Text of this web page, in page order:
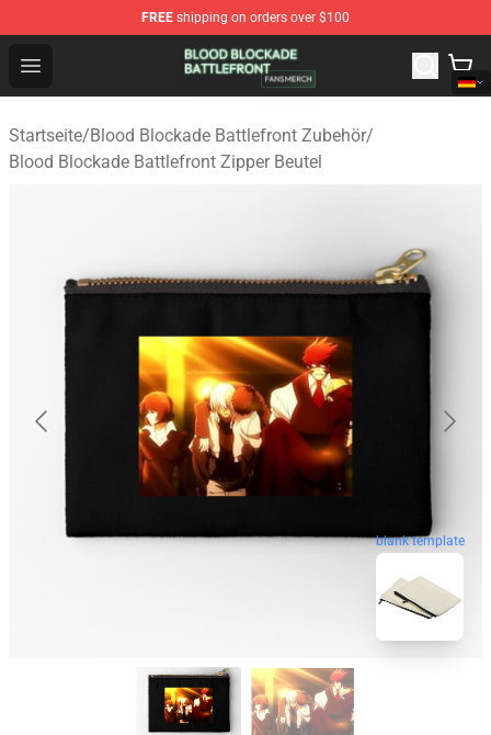
FREE shipping on orders over $100
Open menu
Blood Blockade Battlefront Shop - Official Blood
Startseite/Blood Blockade Battlefront Zubehör/
Blood Blockade Battlefront Zipper Beutel
blank template